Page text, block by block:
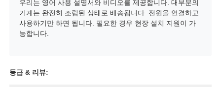
우리는 영어 사용 설명서와 비디오를 제공합니다. 대부분의
기계는 완전히 조립된 상태로 배송됩니다. 전원을 연결하고
사용하기만 하면 됩니다. 필요한 경우 현장 설치 지원이 가
능합니다.
등급 & 리뷰: